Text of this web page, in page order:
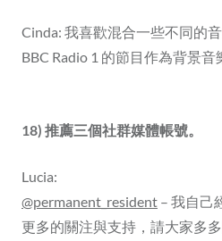
Cinda: 我喜歡混合一些不同的
BBC Radio 1 的節目作為背景音
18) 推薦三個社群媒體帳號。
Lucia:
@permanent_resident – 我自己
更多的關注與支持，請大家多多